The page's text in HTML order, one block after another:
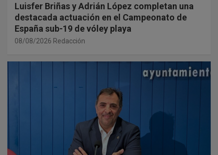
Luisfer Briñas y Adrián López completan una
destacada actuación en el Campeonato de
España sub-19 de vóley playa
08/08/2026 Redacción